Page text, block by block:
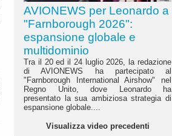
AVIONEWS per Leonardo a
"Farnborough 2026":
espansione globale e
multidominio
Tra il 20 ed il 24 luglio 2026, la redazione
di AVIONEWS ha partecipato al
"Farnborough International Airshow" nel
Regno Unito, dove Leonardo ha
presentato la sua ambiziosa strategia di
espansione globale....
Visualizza video precedenti